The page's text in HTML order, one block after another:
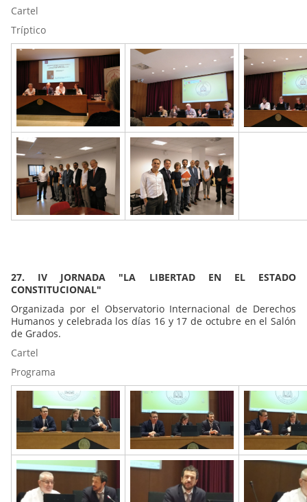
Cartel
Tríptico
27. IV JORNADA "LA LIBERTAD EN EL ESTADO
CONSTITUCIONAL"
Organizada por el Observatorio Internacional de Derechos
Humanos y celebrada los días 16 y 17 de octubre en el Salón
de Grados.
Cartel
Programa